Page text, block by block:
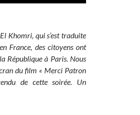
Khomri, qui s’est traduite
France, des citoyens ont
République à Paris. Nous
du film « Merci Patron
de cette soirée. Un